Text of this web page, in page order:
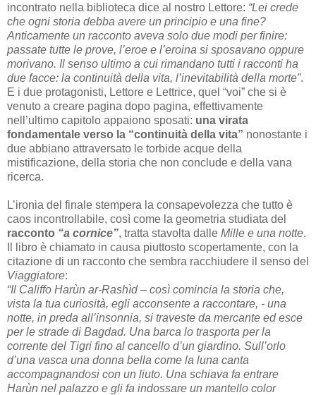
incontrato nella biblioteca dice al nostro Lettore: “Lei crede
che ogni storia debba avere un principio e una fine?
Anticamente un racconto aveva solo due modi per finire:
passate tutte le prove, l’eroe e l’eroina si sposavano oppure
morivano. Il senso ultimo a cui rimandano tutti i racconti ha
due facce: la continuità della vita, l’inevitabilità della morte”.
E i due protagonisti, Lettore e Lettrice, quel “voi” che si è
venuto a creare pagina dopo pagina, effettivamente
nell’ultimo capitolo appaiono sposati: una virata
fondamentale verso la “continuità della vita” nonostante i
due abbiano attraversato le torbide acque della
mistificazione, della storia che non conclude e della vana
ricerca.
L’ironia del finale stempera la consapevolezza che tutto è
caos incontrollabile, così come la geometria studiata del
racconto “a cornice”, tratta stavolta dalle Mille e una notte.
Il libro è chiamato in causa piuttosto scopertamente, con la
citazione di un racconto che sembra racchiudere il senso del
Viaggiatore:
“Il Califfo Harùn ar-Rashìd – così comincia la storia che,
vista la tua curiosità, egli acconsente a raccontare, - una
notte, in preda all’insonnia, si traveste da mercante ed esce
per le strade di Bagdad. Una barca lo trasporta per la
corrente del Tigri fino al cancello d’un giardino. Sull’orlo
d’una vasca una donna bella come la luna canta
accompagnandosi con un liuto. Una schiava fa entrare
Harùn nel palazzo e gli fa indossare un mantello color